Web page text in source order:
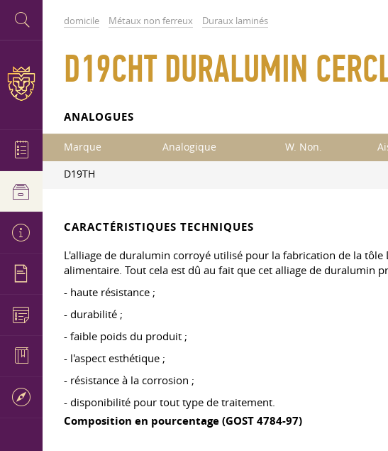
domicile Métaux non ferreux Duraux laminés
D19CHT DURALUMIN
ANALOGUES
Marque Analogique W. Non.
D19TH
CARACTÉRISTIQUES TECHNIQUES
L'alliage de duralumin corroyé utilisé pour la fabrication de la
alimentaire. Tout cela est dû au fait que cet alliage de duralumin
- haute résistance ;
- durabilité ;
- faible poids du produit ;
- l'aspect esthétique ;
- résistance à la corrosion ;
- disponibilité pour tout type de traitement.
Composition en pourcentage (GOST 4784-97)